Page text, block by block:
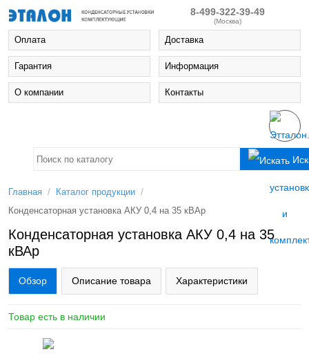
8-499-322-39-49
(Москва)
Оплата Доставка
Гарантия Информация
О компании Контакты
Главная / Каталог продукции /
Конденсаторная установка АКУ 0,4 на 35 кВАр
Конденсаторная установка АКУ 0,4 на 35
кВАр
Обзор Описание товара Характеристики
Товар есть в наличии